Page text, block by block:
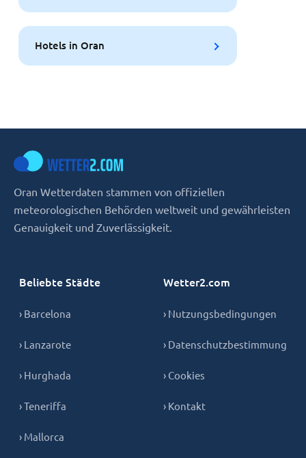
Hotels in Oran
Oran Wetterdaten stammen von offiziellen
meteorologischen Behörden weltweit und gewährleisten
Genauigkeit und Zuverlässigkeit.
Beliebte Städte
› Barcelona
› Lanzarote
› Hurghada
› Teneriffa
› Mallorca
Wetter2.com
› Nutzungsbedingungen
› Datenschutzbestimmung
› Cookies
› Kontakt